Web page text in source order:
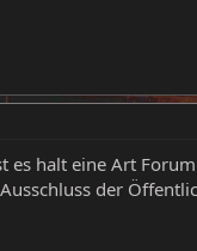
halt eine Art
der